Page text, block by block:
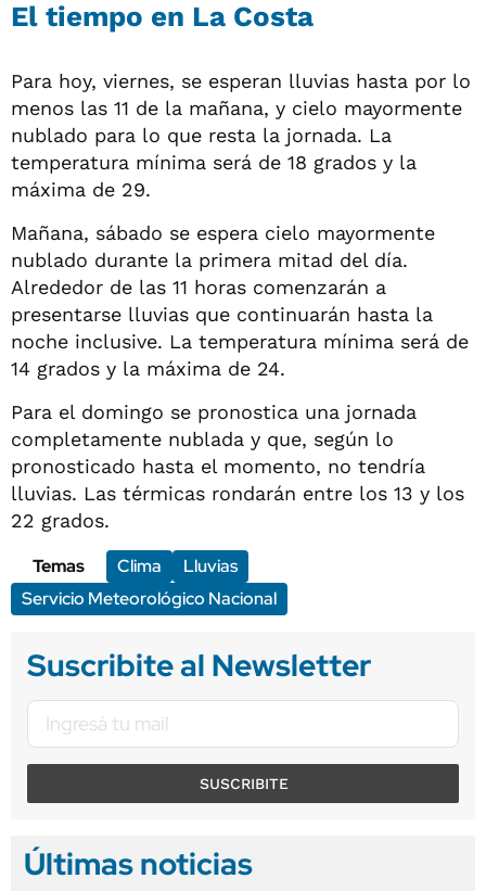
El tiempo en La Costa
Para hoy, viernes, se esperan lluvias hasta por lo
menos las 11 de la mañana, y cielo mayormente
nublado para lo que resta la jornada. La
temperatura mínima será de 18 grados y la
máxima de 29.
Mañana, sábado se espera cielo mayormente
nublado durante la primera mitad del día.
Alrededor de las 11 horas comenzarán a
presentarse lluvias que continuarán hasta la
noche inclusive. La temperatura mínima será de
14 grados y la máxima de 24.
Para el domingo se pronostica una jornada
completamente nublada y que, según lo
pronosticado hasta el momento, no tendría
lluvias. Las térmicas rondarán entre los 13 y los
22 grados.
Temas
Clima
Lluvias
Servicio Meteorológico Nacional
Suscribite al Newsletter
SUSCRIBITE
Últimas noticias